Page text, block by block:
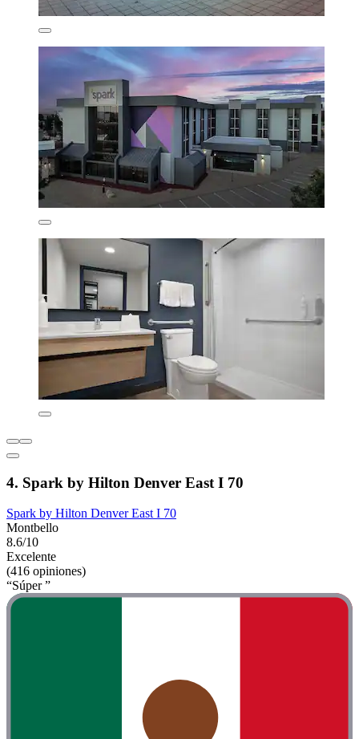
4. Spark by Hilton Denver East I 70
Spark by Hilton Denver East I 70
Montbello
8.6/10
Excelente
(416 opiniones)
“Súper ”